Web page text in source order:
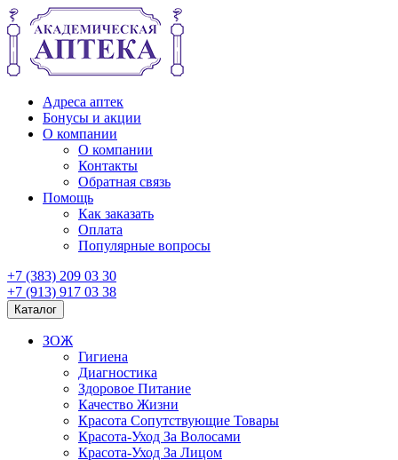
Адреса аптек
Бонусы и акции
О компании
О компании
Контакты
Обратная связь
Помощь
Как заказать
Оплата
Популярные вопросы
+7 (383) 209 03 30
+7 (913) 917 03 38
Каталог
ЗОЖ
Гигиена
Диагностика
Здоровое Питание
Качество Жизни
Красота Сопутствующие Товары
Красота-Уход За Волосами
Красота-Уход За Лицом